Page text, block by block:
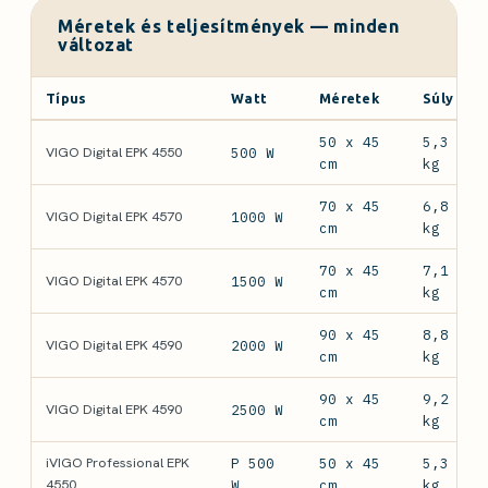
vastagabb anyagból még erősebb és
strapabíróbb készülékház készülhetett volna.
Viszont erős pozitívum, hogy a tervezők sok apró
részletre odafigyeltek. Ilyen az adaptív start
funkció, az állítható fényerejű kijelző vagy a fent
említett fogantyú, ami mobil készülékként történő
alkalmazás esetén nagyban megkönnyíti a
mozgatást.
Alap esetben a kijelző fényerejét a
szobában érzékelhető fényerőnek
megfelelően. Ez az automatikus
üzemmód az alapbeállítás, ugyanakkor a
Méretek és teljesítmények — minden
változat
Típus Watt Méretek Súly
VIGO Digital EPK 4550 500 W
50 x 45
cm
5,3
kg
VIGO Digital EPK 4570 1000 W
70 x 45
cm
6,8
kg
VIGO Digital EPK 4570 1500 W
70 x 45
cm
7,1
kg
VIGO Digital EPK 4590 2000 W
90 x 45
cm
8,8
kg
VIGO Digital EPK 4590 2500 W
90 x 45
cm
9,2
kg
iVIGO Professional EPK
4550
P 500
50 x 45
5,3